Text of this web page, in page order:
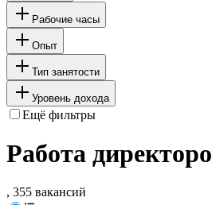
Рабочие часы
Опыт
Тип занятости
Уровень дохода
Ещё фильтры
Работа
, 355 вакансий